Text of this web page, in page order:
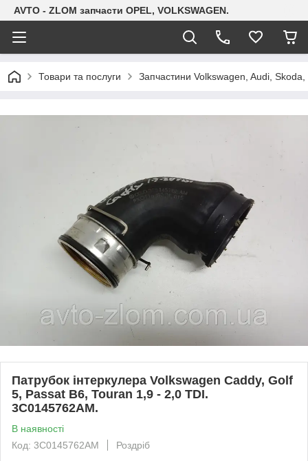
AVTO - ZLOM запчасти OPEL, VOLKSWAGEN.
Товари та послуги Запчастини Volkswagen, Audi, Skoda,
Патрубок інтеркулера Volkswagen Caddy, Golf
5, Passat B6, Touran 1,9 - 2,0 TDI.
3C0145762AM.
В наявності
Код: 3C0145762AM
Роздріб